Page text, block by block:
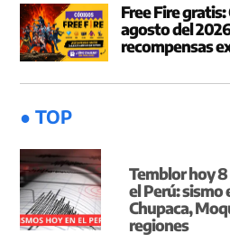
Free Fire
agosto del
recompensas
● TOP
Temblor hoy
el Perú: sismo
Chupaca,
regiones